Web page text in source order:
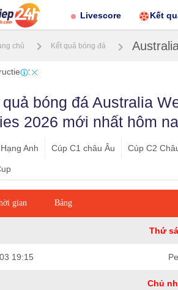
Livescore Kết
chủ Kết quả bóng đá
quả bóng đá Australia
2026 mới nhất hôm
Anh Cúp C1 châu Âu Cúp C2
gian Bảng
Thứ
19:15
Chủ